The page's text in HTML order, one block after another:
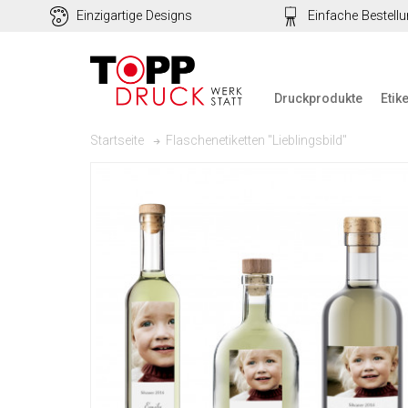
Einzigartige Designs Einfache
Druckprodukte
Startseite Flaschenetiketten "Lieblingsbild"